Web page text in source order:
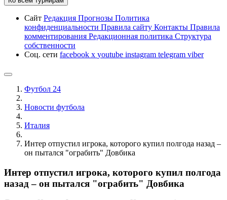
Сайт Редакция Прогнозы Политика
конфиденциальности Правила сайту Контакты Правила
комментирования Редакционная политика Структура
собственности
Соц. сети facebook x youtube instagram telegram viber
Футбол 24
Новости футбола
Италия
Интер отпустил игрока, которого купил полгода назад –
он пытался "ограбить" Довбика
Интер отпустил игрока, которого купил полгода
назад – он пытался "ограбить" Довбика